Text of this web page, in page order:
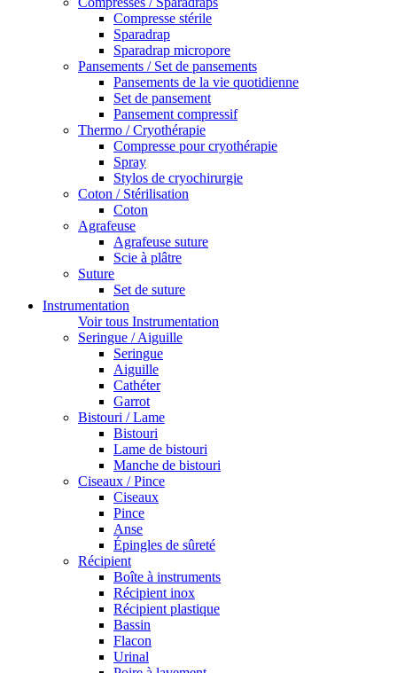
Compresse stérile
Sparadrap
Sparadrap micropore
Pansements / Set de pansements
Pansements de la vie quotidienne
Set de pansement
Pansement compressif
Thermo / Cryothérapie
Compresse pour cryothérapie
Spray
Stylos de cryochirurgie
Coton / Stérilisation
Coton
Agrafeuse
Agrafeuse suture
Scie à plâtre
Suture
Set de suture
Instrumentation
Voir tous Instrumentation
Seringue / Aiguille
Seringue
Aiguille
Cathéter
Garrot
Bistouri / Lame
Bistouri
Lame de bistouri
Manche de bistouri
Ciseaux / Pince
Ciseaux
Pince
Anse
Épingles de sûreté
Récipient
Boîte à instruments
Récipient inox
Récipient plastique
Bassin
Flacon
Urinal